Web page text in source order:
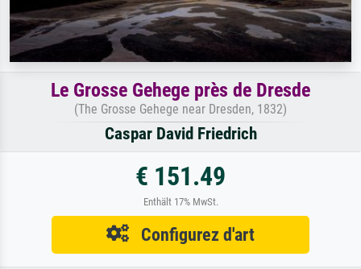
Le Grosse Gehege près de Dresde
(The Grosse Gehege near Dresden, 1832)
Caspar David Friedrich
€ 151.49
Enthält 17% MwSt.
Configurez d'art